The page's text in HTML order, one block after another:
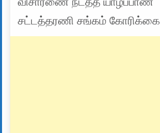
சட்டத்தரணி சங்கம் கோரிக்கை